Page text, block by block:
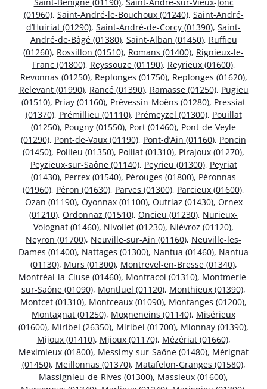
(01960), Saint-André-le-Bouchoux (01240), Saint-André-
d’Huiriat (01290), Saint-André-de-Corcy (01390), Saint-
André-de-Bâgé (01380), Saint-Alban (01450), Ruffieu
(01260), Rossillon (01510), Romans (01400), Rignieux-le-
Franc (01800), Reyssouze (01190), Reyrieux (01600),
Revonnas (01250), Replonges (01750), Replonges (01620),
Relevant (01990), Rancé (01390), Ramasse (01250), Pugieu
(01510), Priay (01160), Prévessin-Moëns (01280), Pressiat
(01370), Prémillieu (01110), Prémeyzel (01300), Pouillat
(01250), Pougny (01550), Port (01460), Pont-de-Veyle
(01290), Pont-de-Vaux (01190), Pont-d’Ain (01160), Poncin
(01450), Pollieu (01350), Polliat (01310), Pirajoux (01270),
Peyzieux-sur-Saône (01140), Peyrieu (01300), Peyriat
(01430), Perrex (01540), Pérouges (01800), Péronnas
(01960), Péron (01630), Parves (01300), Parcieux (01600),
Ozan (01190), Oyonnax (01100), Outriaz (01430), Ornex
(01210), Ordonnaz (01510), Oncieu (01230), Nurieux-
Volognat (01460), Nivollet (01230), Niévroz (01120),
Neyron (01700), Neuville-sur-Ain (01160), Neuville-les-
Dames (01400), Nattages (01300), Nantua (01460), Nantua
(01130), Murs (01300), Montrevel-en-Bresse (01340),
Montréal-la-Cluse (01460), Montracol (01310), Montmerle-
sur-Saône (01090), Montluel (01120), Monthieux (01390),
Montcet (01310), Montceaux (01090), Montanges (01200),
Montagnat (01250), Mogneneins (01140), Misérieux
(01600), Miribel (26350), Miribel (01700), Mionnay (01390),
Mijoux (01410), Mijoux (01170), Mézériat (01660),
Meximieux (01800), Messimy-sur-Saône (01480), Mérignat
(01450), Meillonnas (01370), Matafelon-Granges (01580),
Massignieu-de-Rives (01300), Massieux (01600),